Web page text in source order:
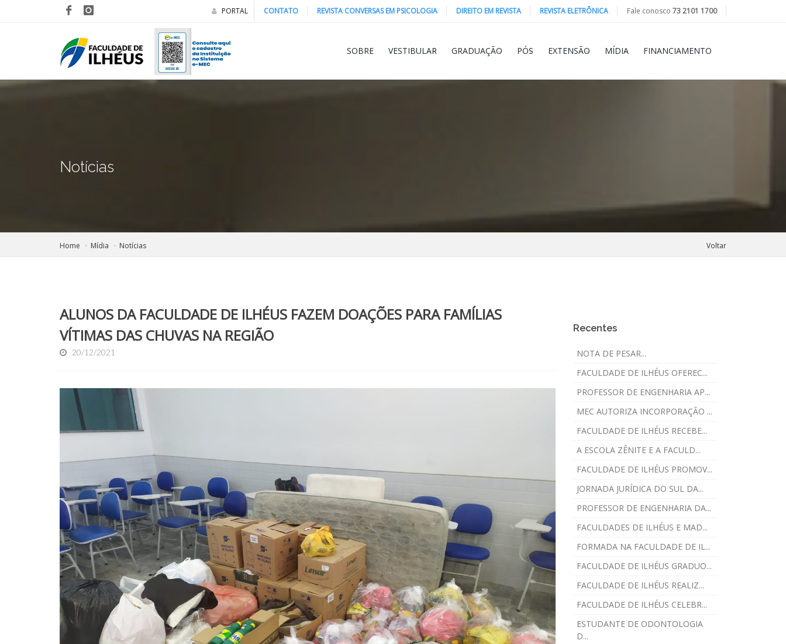
PORTAL CONTATO REVISTA CONVERSAS EM PSICOLOGIA DIREITO EM REVISTA REVISTA ELETRÔNICA Fale conosco 73 2101 1700
SOBRE VESTIBULAR GRADUAÇÃO PÓS EXTENSÃO MÍDIA FINANCIAMENTO
Notícias
Home Mídia Notícias Voltar
ALUNOS DA FACULDADE DE ILHÉUS FAZEM DOAÇÕES PARA FAMÍLIAS
VÍTIMAS DAS CHUVAS NA REGIÃO
20/12/2021
Recentes
NOTA DE PESAR...
FACULDADE DE ILHÉUS OFEREC...
PROFESSOR DE ENGENHARIA AP...
MEC AUTORIZA INCORPORAÇÃO ...
FACULDADE DE ILHÉUS RECEBE...
A ESCOLA ZÊNITE E A FACULD...
FACULDADE DE ILHÉUS PROMOV...
JORNADA JURÍDICA DO SUL DA...
PROFESSOR DE ENGENHARIA DA...
FACULDADES DE ILHÉUS E MAD...
FORMADA NA FACULDADE DE IL...
FACULDADE DE ILHÉUS GRADUO...
FACULDADE DE ILHÉUS REALIZ...
FACULDADE DE ILHÉUS CELEBR...
ESTUDANTE DE ODONTOLOGIA
D...